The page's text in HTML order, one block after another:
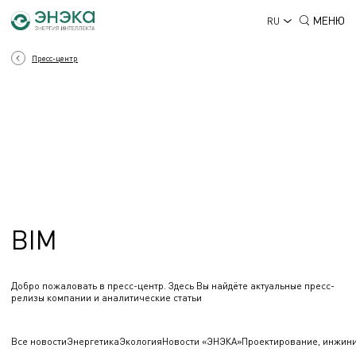
RU МЕНЮ
Пресс-центр
BIM
Добро пожаловать в пресс-центр. Здесь Вы найдёте актуальные пресс-
релизы компании и аналитические статьи
Все новостиЭнергетикаЭкологияНовости «ЭНЭКА»Проектирование,